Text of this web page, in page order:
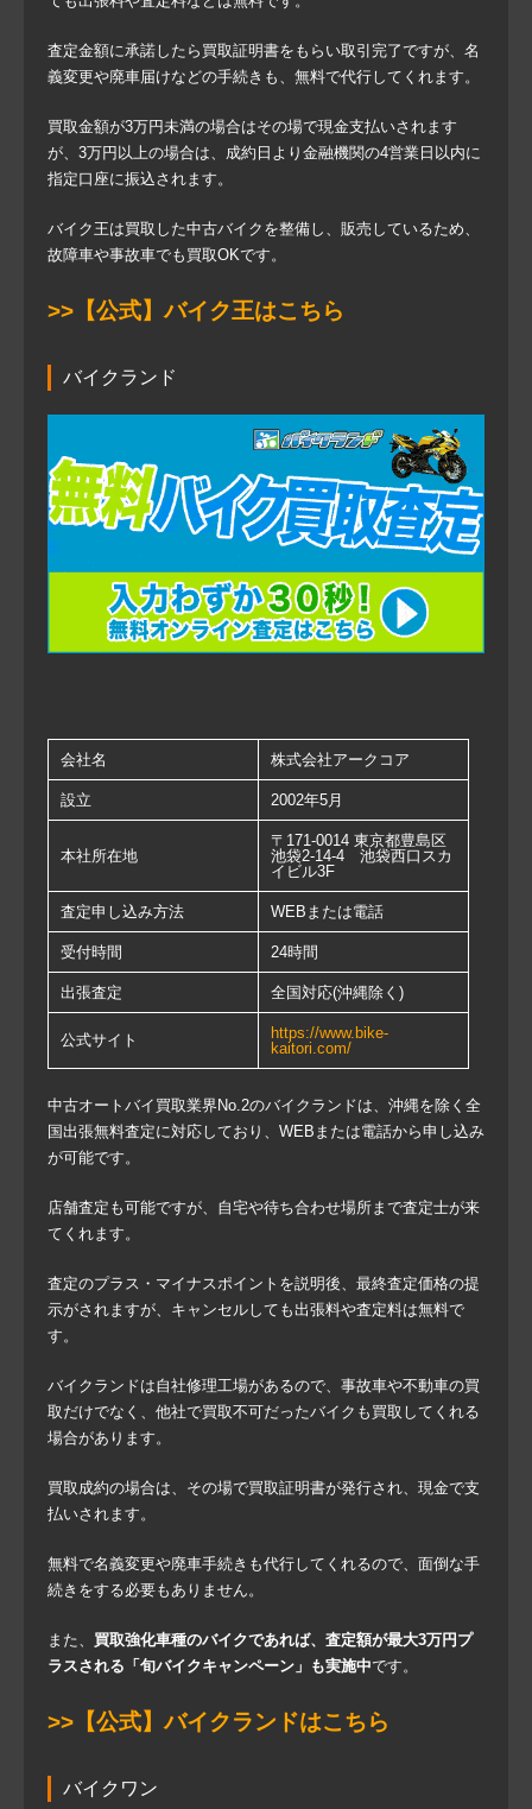
査定金額に承諾したら買取証明書をもらい取引完了ですが、名
義変更や廃車届けなどの手続きも、無料で代行してくれます。
買取金額が3万円未満の場合はその場で現金支払いされます
が、3万円以上の場合は、成約日より金融機関の4営業日以内に
指定口座に振込されます。
バイク王は買取した中古バイクを整備し、販売しているため、
故障車や事故車でも買取OKです。
>>【公式】バイク王はこちら
バイクランド
会社名 株式会社アークコア
設立 2002年5月
本社所在地
〒171-0014 東京都豊島区
池袋2-14-4 池袋西口スカ
イビル3F
査定申し込み方法 WEBまたは電話
受付時間 24時間
出張査定 全国対応(沖縄除く)
公式サイト
https://www.bike-
kaitori.com/
中古オートバイ買取業界No.2のバイクランドは、沖縄を除く全
国出張無料査定に対応しており、WEBまたは電話から申し込み
が可能です。
店舗査定も可能ですが、自宅や待ち合わせ場所まで査定士が来
てくれます。
査定のプラス・マイナスポイントを説明後、最終査定価格の提
示がされますが、キャンセルしても出張料や査定料は無料で
す。
バイクランドは自社修理工場があるので、事故車や不動車の買
取だけでなく、他社で買取不可だったバイクも買取してくれる
場合があります。
買取成約の場合は、その場で買取証明書が発行され、現金で支
払いされます。
無料で名義変更や廃車手続きも代行してくれるので、面倒な手
続きをする必要もありません。
また、 買取強化車種のバイクであれば、査定額が最大3万円プ
ラスされる「旬バイクキャンペーン」も実施中です。
>>【公式】バイクランドはこちら
バイクワン